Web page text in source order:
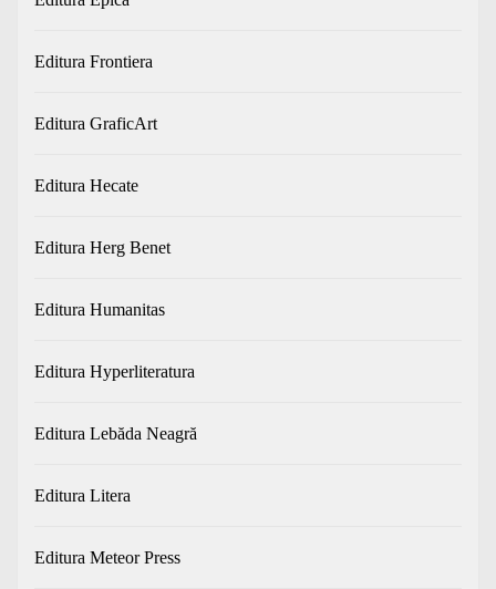
Editura Frontiera
Editura GraficArt
Editura Hecate
Editura Herg Benet
Editura Humanitas
Editura Hyperliteratura
Editura Lebăda Neagră
Editura Litera
Editura Meteor Press